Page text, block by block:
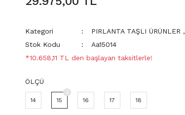
Kategori PIRLANTA TAŞLI ÜRÜNLER
Stok Kodu
Aa15014
*10.658,11 TL den başlayan taksitlerle!
ÖLÇÜ
14 15 16 17 18